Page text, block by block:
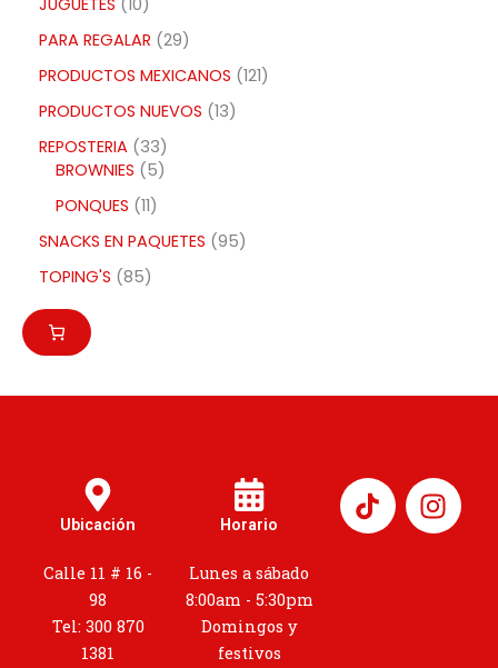
JUGUETES
10
PARA REGALAR 29
PRODUCTOS MEXICANOS 121
PRODUCTOS NUEVOS 13
REPOSTERIA 33
BROWNIES
5
PONQUES 11
SNACKS EN PAQUETES 95
TOPING'S 85
Ubicación
Calle 11 # 16 -
98
Tel: 300 870
1381
Horario
Lunes a sábado
8:00am - 5:30pm
Domingos y
festivos
I
n
s